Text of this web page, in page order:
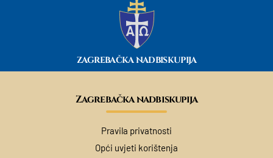
ZAGREBAČKA NADBISKUPIJA
Zagrebačka nadbiskupija
Pravila privatnosti
Opći uvjeti korištenja